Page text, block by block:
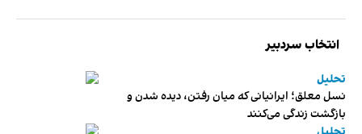
انتخاب سردبیر
تحلیل
نسل معلق؛ ایرانیانی که میان رفتن، دیده شدن و
بازگشت زندگی می‌کنند